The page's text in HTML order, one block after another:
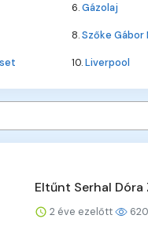
6.Gázolaj
8.Szőke Gábor
10.Liverpool
Eltűnt Serhal Dóra
2 éve ezelőtt